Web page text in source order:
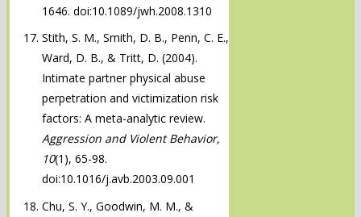
1646. doi:10.1089/jwh.2008.1310
Stith, S. M., Smith, D. B., Penn, C. E.,
Ward, D. B., & Tritt, D. (2004).
Intimate partner physical abuse
perpetration and victimization risk
factors: A meta-analytic review.
Aggression and Violent Behavior,
10(1), 65-98.
doi:10.1016/j.avb.2003.09.001
Chu, S. Y., Goodwin, M. M., &